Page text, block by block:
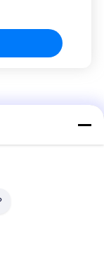
sitio eléctrico